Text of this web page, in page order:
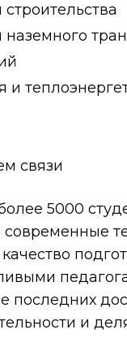
наземного
и
связи
5000
последних
и